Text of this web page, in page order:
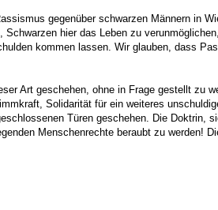
gegenüber schwarzen Männern in
hier das Leben zu
kommen lassen. Wir glauben, dass
Art geschehen, ohne in Frage gestellt zu
Solidarität für ein weiteres
Türen geschehen. Die Doktrin,
Menschenrechte beraubt zu werden!